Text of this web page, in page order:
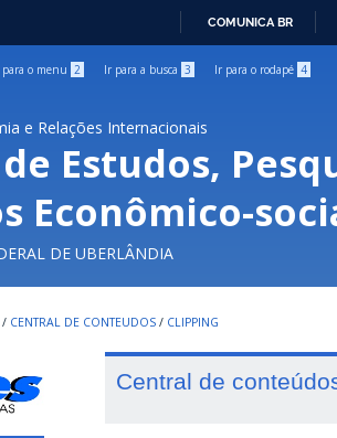
COMUNICA BR
para o menu 2 Ir para a busca 3 Ir para o rodapé 4
e Relações Internacionais
Estudos,
Econômico-
DE UBERLÂNDIA
/ CENTRAL DE CONTEUDOS / CLIPPING
Central de